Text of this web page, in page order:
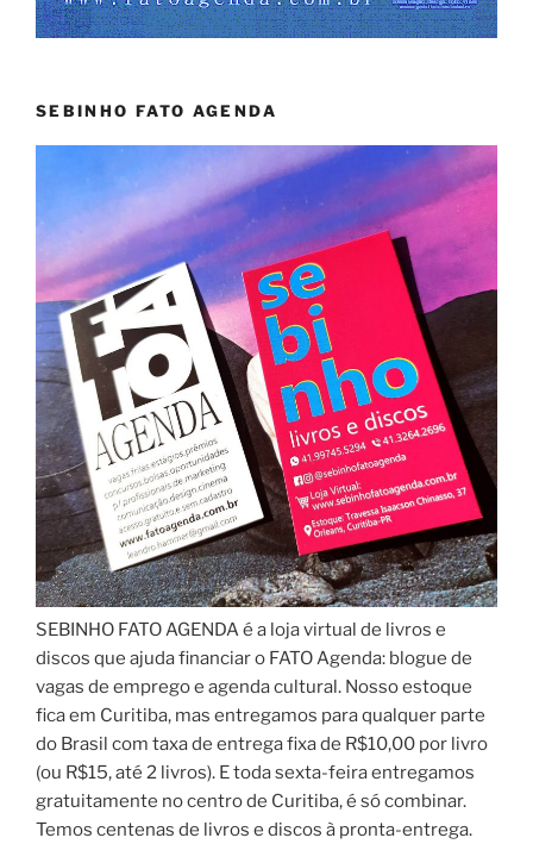
SEBINHO FATO AGENDA
SEBINHO FATO AGENDA é a loja virtual de livros e
discos que ajuda financiar o FATO Agenda: blogue de
vagas de emprego e agenda cultural. Nosso estoque
fica em Curitiba, mas entregamos para qualquer parte
do Brasil com taxa de entrega fixa de R$10,00 por livro
(ou R$15, até 2 livros). E toda sexta-feira entregamos
gratuitamente no centro de Curitiba, é só combinar.
Temos centenas de livros e discos à pronta-entrega.